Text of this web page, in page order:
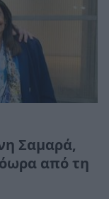
Σαμαρά,
από τη